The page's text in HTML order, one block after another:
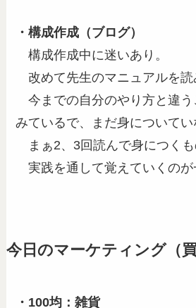
・構成作成（ブログ）
構成作成中に迷いあり。
改めて先生のマニュアルを読
今までの自分のやり方と違う
みているで、まだ身についてい
まぁ2、3回読んで身につくも
実践を通して覚えていくのが
今日のマーケティング（
・100均：雑貨